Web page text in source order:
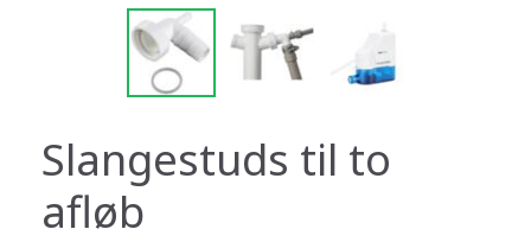
Slangestuds til to
afløb